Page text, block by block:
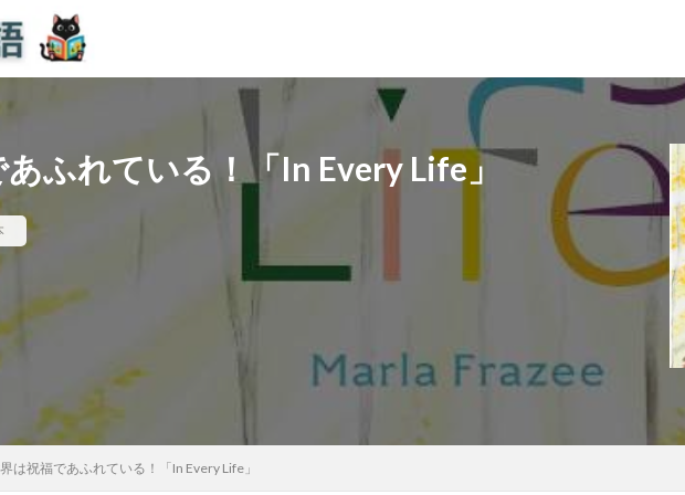
ふれている！「In Every Life」
は祝福であふれている！「In Every Life」